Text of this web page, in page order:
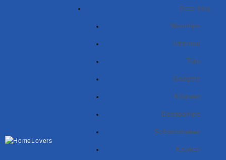
Onze blog
Woontips
Interieur
Tuin
Gadgets
Klussen
Bespaartips
Schoonmaken
Keuken